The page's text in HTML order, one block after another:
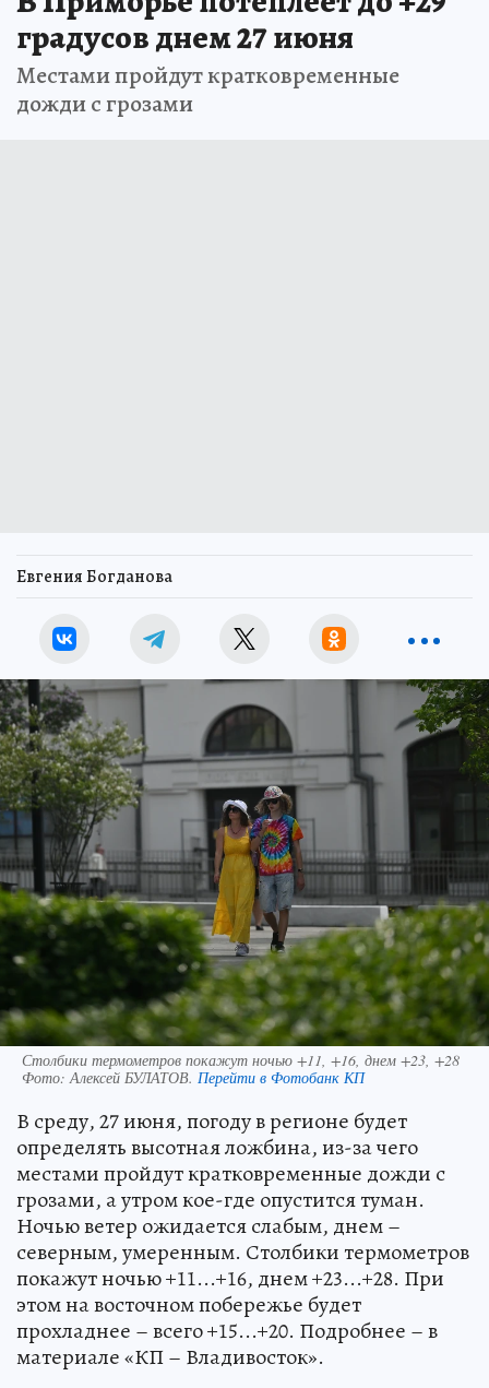
градусов днем 27 июня
Местами пройдут кратковременные
дожди с грозами
Евгения Богданова
Столбики термометров покажут ночью +11, +16, днем +23, +28
Фото: Алексей БУЛАТОВ. Перейти в Фотобанк КП
В среду, 27 июня, погоду в регионе будет
определять высотная ложбина, из-за чего
местами пройдут кратковременные дожди с
грозами, а утром кое-где опустится туман.
Ночью ветер ожидается слабым, днем –
северным, умеренным. Столбики термометров
покажут ночью +11...+16, днем +23...+28. При
этом на восточном побережье будет
прохладнее – всего +15...+20. Подробнее – в
материале «КП – Владивосток».